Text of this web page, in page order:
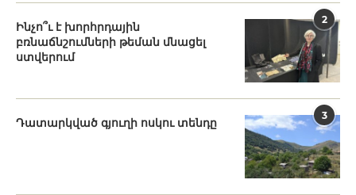
2
Ինչո՞ւ է խորհրդային
բռնաճնշումների թեման մնացել
ստվերում
3
Դատարկված գյուղի ոսկու տենդը